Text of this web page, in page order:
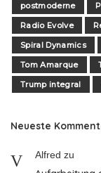
postmoderne
Radio Evolve
Spiral Dynamics
Tom Amarque
Trump integral
Neueste
Alfred zu